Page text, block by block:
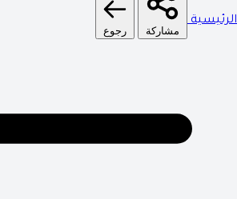
الرئيسية
مشاركة رجوع